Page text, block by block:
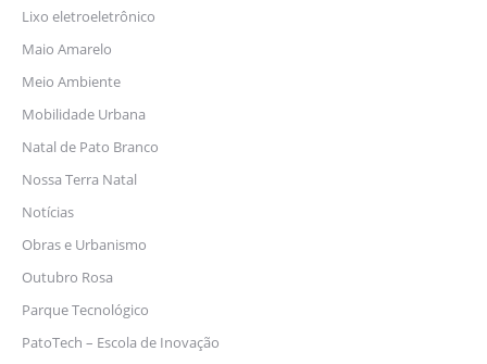
Lixo eletroeletrônico
Maio Amarelo
Meio Ambiente
Mobilidade Urbana
Natal de Pato Branco
Nossa Terra Natal
Notícias
Obras e Urbanismo
Outubro Rosa
Parque Tecnológico
PatoTech – Escola de Inovação